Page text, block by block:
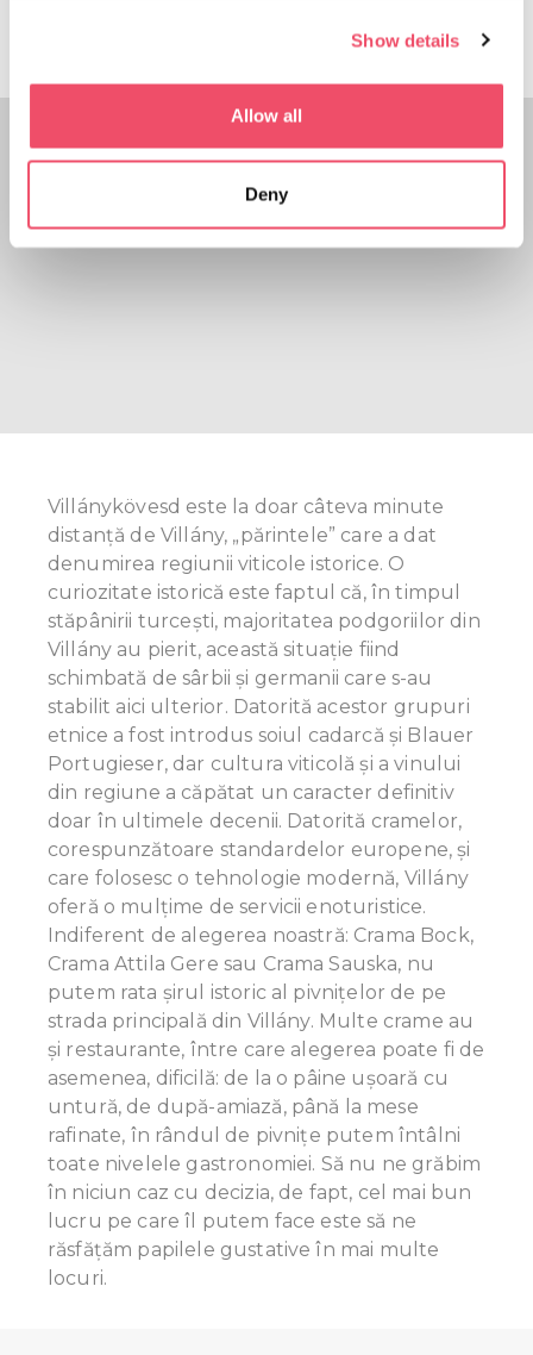
If you allow, we would also like to:
which can be accurate to within several meters
Identify your device by actively scanning it for
specific characteristics (fingerprinting)
our social media, advertising and analytics partners who
of their services.
Show details
Allow all
Deny
Villánykövesd este la doar câteva minute
distanță de Villány, „părintele” care a dat
denumirea regiunii viticole istorice. O
curiozitate istorică este faptul că, în timpul
stăpânirii turcești, majoritatea podgoriilor din
Villány au pierit, această situaţie fiind
schimbată de sârbii și germanii care s-au
stabilit aici ulterior. Datorită acestor grupuri
etnice a fost introdus soiul cadarcă și Blauer
Portugieser, dar cultura viticolă și a vinului
din regiune a căpătat un caracter definitiv
doar în ultimele decenii. Datorită cramelor,
corespunzătoare standardelor europene, și
care folosesc o tehnologie modernă, Villány
oferă o mulțime de servicii enoturistice.
Indiferent de alegerea noastră: Crama Bock,
Crama Attila Gere sau Crama Sauska, nu
putem rata șirul istoric al pivnițelor de pe
strada principală din Villány. Multe crame au
și restaurante, între care alegerea poate fi de
asemenea, dificilă: de la o pâine ușoară cu
untură, de după-amiază, până la mese
rafinate, în rândul de pivnițe putem întâlni
toate nivelele gastronomiei. Să nu ne grăbim
în niciun caz cu decizia, de fapt, cel mai bun
lucru pe care îl putem face este să ne
răsfățăm papilele gustative în mai multe
locuri.